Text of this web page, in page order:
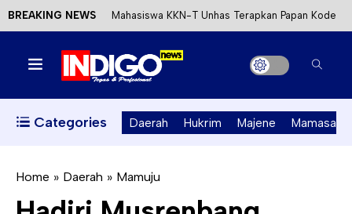
BREAKING NEWS Mahasiswa KKN-T Unhas Terapkan Papan Kode
Etik Wisata di Pantai Lawere Desa Lotang Salo
Satu DPO Pengeroyokan SPBU Tapalang
Ditangkap, Satu Lagi Kabur ke Kalimantan
Perizinan Air Tanah melalui Aplikasi SAPO
Kecewa Kapolresta Absen, APPK Mamuju
Categories Daerah Hukrim Majene Mamasa
Home » Daerah » Mamuju